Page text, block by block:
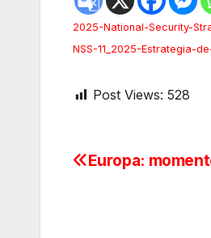
2025-National-Security-
NSS-11_2025-Estrategia-
Post Views: 528
Europa: